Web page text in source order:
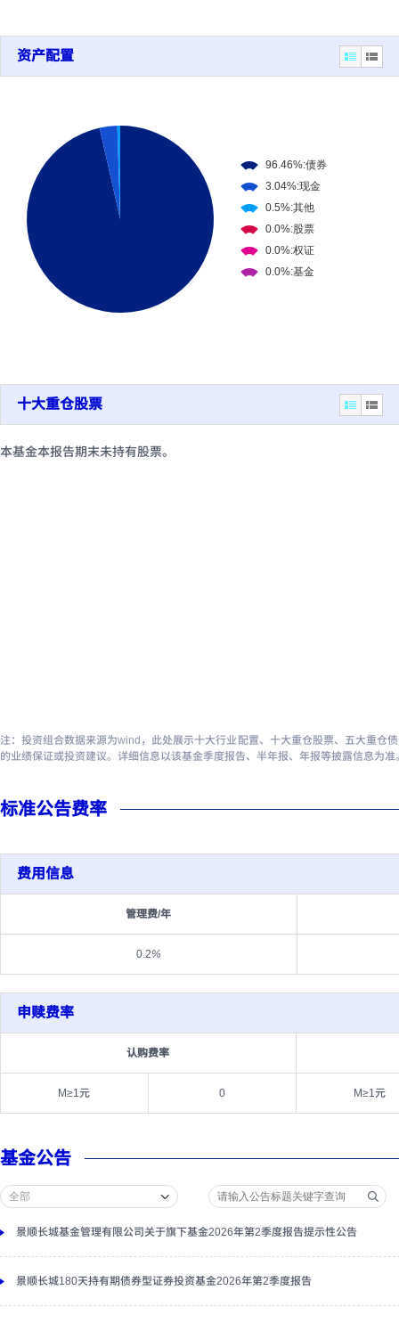
资产配置
十大重仓股票
本基金本报告期末未持有股票。
注：投资组合数据来源为wind，此处展示十大行业配置、十大重仓股票、五大重仓
的业绩保证或投资建议。详细信息以该基金季度报告、半年报、年报等披露信息为准
标准公告费率
费用信息
管理费/年
0.2%
申赎费率
认购费率
M≥1元 0 M≥1元
基金公告
景顺长城基金管理有限公司关于旗下基金2026年第2季度报告提示性公告
景顺长城180天持有期债券型证券投资基金2026年第2季度报告